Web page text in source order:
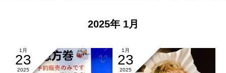
2025年 1月
1月
23
2025
1月
23
2025